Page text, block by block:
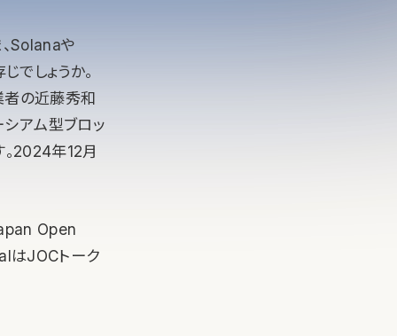
Solanaや
でしょうか。
者の近藤秀和
アム型ブロッ
。2024年12月
Open
はJOCトーク